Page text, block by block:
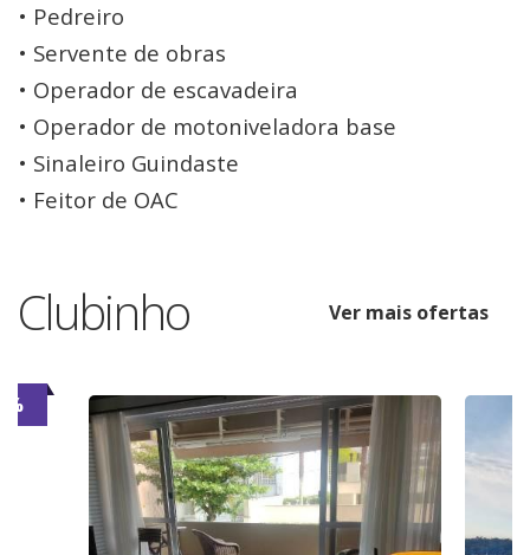
• Pedreiro
• Servente de obras
• Operador de escavadeira
• Operador de motoniveladora base
• Sinaleiro Guindaste
• Feitor de OAC
Clubinho Ver mais ofertas